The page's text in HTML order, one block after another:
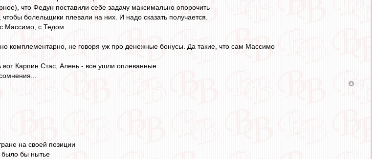
что Федун поставили себе задачу максимально опорочить
чтобы болельщики плевали на них. И надо сказать получается.
с Массимо, с Тедом.
комплементарно, не говоря уж про денежные бонусы. Да такие, что сам Массимо
Карпин Стас, Алень - все ушли оплеванные
на своей позиции
было бы нытье